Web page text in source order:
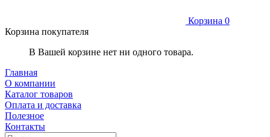
Корзина 0
Корзина покупателя
В Вашей корзине нет ни одного товара.
Главная
О компании
Каталог товаров
Оплата и доставка
Полезное
Контакты